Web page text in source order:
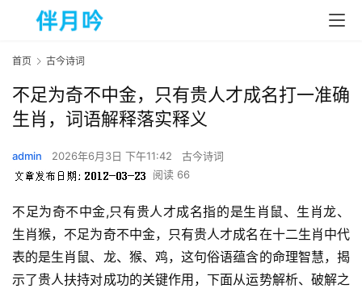
首页 古今诗词
不足为奇不中金，只有贵人才成名打一准确
生肖，词语解释落实释义
admin 2026年6月3日 下午11:42
古今诗词
阅读 66
不足为奇不中金,只有贵人才成名指的是生肖鼠、生肖龙、
生肖猴，不足为奇不中金，只有贵人才成名在十二生肖中代
表的是生肖鼠、龙、猴、鸡，这句俗语蕴含的命理智慧，揭
示了贵人扶持对成功的关键作用，下面从运势解析、破解之